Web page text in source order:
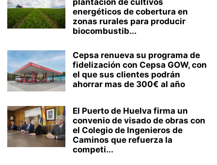
plantación de cultivos
energéticos de cobertura en
zonas rurales para producir
biocombustib...
Cepsa renueva su programa de
fidelización con Cepsa GOW, con
el que sus clientes podrán
ahorrar mas de 300€ al año
El Puerto de Huelva firma un
convenio de visado de obras con
el Colegio de Ingenieros de
Caminos que refuerza la
competi...